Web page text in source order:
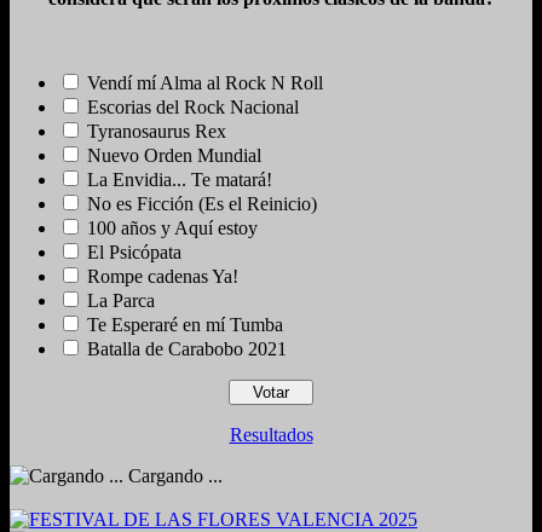
Vendí mí Alma al Rock N Roll
Escorias del Rock Nacional
Tyranosaurus Rex
Nuevo Orden Mundial
La Envidia... Te matará!
No es Ficción (Es el Reinicio)
100 años y Aquí estoy
El Psicópata
Rompe cadenas Ya!
La Parca
Te Esperaré en mí Tumba
Batalla de Carabobo 2021
Resultados
Cargando ...